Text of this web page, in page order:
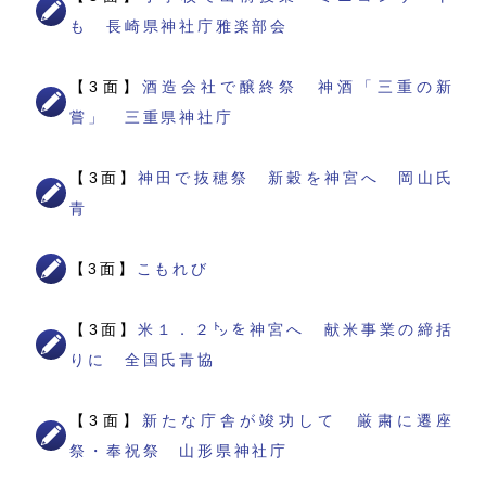
も 長崎県神社庁雅楽部会
【3面】 酒造会社で醸終祭 神酒「三重の新
嘗」 三重県神社庁
【3面】神田で抜穂祭 新穀を神宮へ 岡山氏
青
【3面】 こもれび
【3面】米１．２㌧を神宮へ 献米事業の締括
りに 全国氏青協
【3面】 新たな庁舎が竣功して 厳粛に遷座
祭・奉祝祭 山形県神社庁